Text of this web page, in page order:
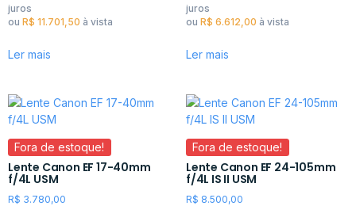
juros
ou R$ 11.701,50 à vista
Ler mais
juros
ou R$ 6.612,00 à vista
Ler mais
Fora de estoque!
Lente Canon EF 17-40mm
f/4L USM
R$ 3.780,00
Fora de estoque!
Lente Canon EF 24-105mm
f/4L IS II USM
R$ 8.500,00